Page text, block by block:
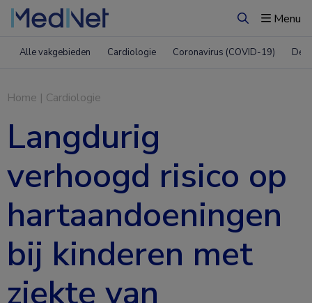
ZoekenMenu
Alle vakgebieden Cardiologie Coronavirus (COVID-19)
Home | Cardiologie
Langdurig
verhoogd risico op
hartaandoeningen
bij kinderen met
ziekte van